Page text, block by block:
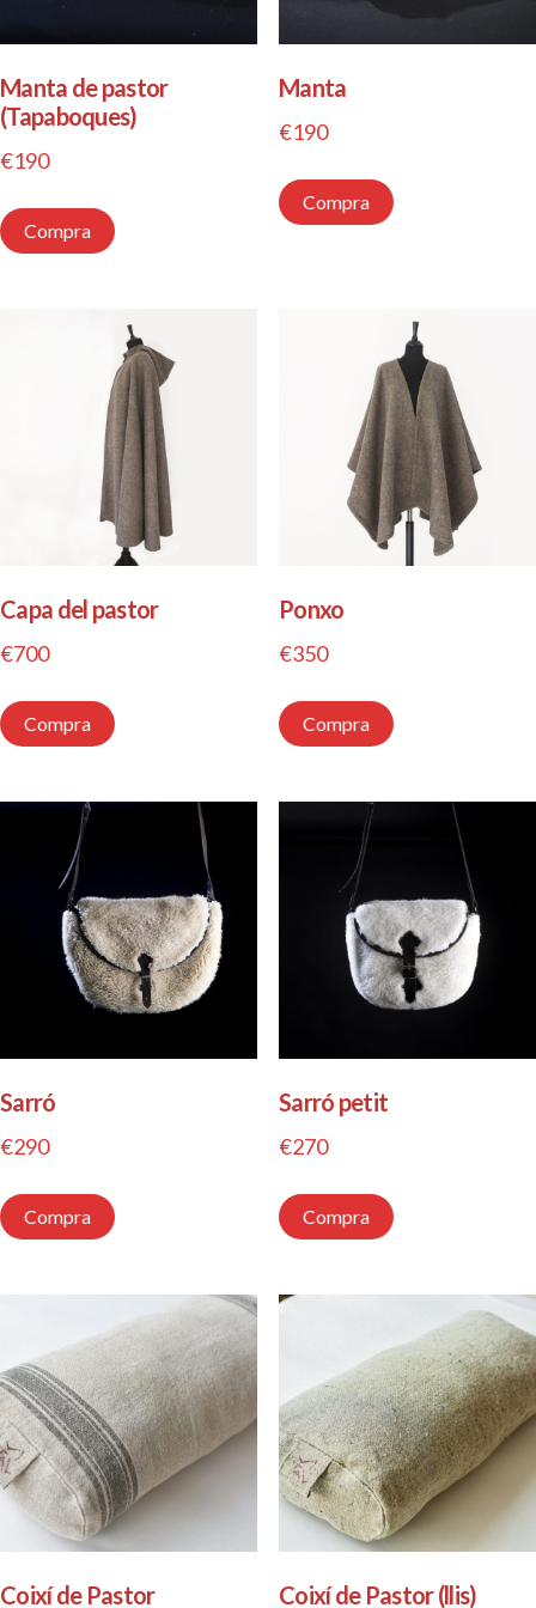
Manta de pastor
(Tapaboques)
€190
Compra
Manta
€190
Compra
Capa del pastor
€700
Compra
Ponxo
€350
Compra
Sarró
€290
Compra
Sarró petit
€270
Compra
Coixí de Pastor Coixí de Pastor (llis)